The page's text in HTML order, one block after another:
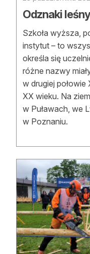
Odznaki
Szkoła wyższa,
instytut – to
określa się
różne nazwy
w drugiej połowie
XX wieku. Na
w Puławach, we
w Poznaniu.